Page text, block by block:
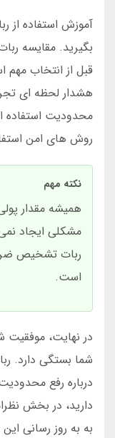
آموزش استفاده از
بگیرید. مقایسه
قبل از انتخاب مهم
هشدار لحظه ای
محدودیت استفاده
روش های امن
نکته مهم
همیشه مقدار
مشکلی ایجاد
ربات تشخیص
است.
در نهایت، موفقیت
شما بستگی دارد.
درباره رفع محدودیت
به به روز رسانی